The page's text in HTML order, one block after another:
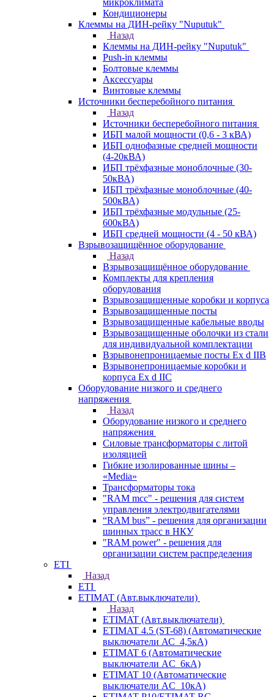
микроклимата
Кондиционеры
Клеммы на ДИН-рейку "Nuputuk"
Назад
Клеммы на ДИН-рейку "Nuputuk"
Push-in клеммы
Болтовые клеммы
Аксессуары
Винтовые клеммы
Источники бесперебойного питания
Назад
Источники бесперебойного питания
ИБП малой мощности (0,6 - 3 кВА)
ИБП однофазные средней мощности
(4-20кВА)
ИБП трёхфазные моноблочные (30-
50кВА)
ИБП трёхфазные моноблочные (40-
500кВА)
ИБП трёхфазные модульные (25-
600кВА)
ИБП средней мощности (4 - 50 кВА)
Взрывозащищённое оборудование
Назад
Взрывозащищённое оборудование
Комплекты для крепления
оборудования
Взрывозащищенные коробки и корпуса
Взрывозащищенные посты
Взрывозащищенные кабельные вводы
Взрывозащищенные оболочки из стали
для индивидуальной комплектации
Взрывонепроницаемые посты Ex d IIB
Взрывонепроницаемые коробки и
корпуса Ex d IIС
Оборудование низкого и среднего
напряжения
Назад
Оборудование низкого и среднего
напряжения
Силовые трансформаторы с литой
изоляцией
Гибкие изолированные шины –
«Media»
Трансформаторы тока
"RAM mcc" - решения для систем
управления электродвигателями
“RAM bus” - решения для организации
шинных трасс в НКУ
"RAM power" - решения для
организации систем распределения
ETI
Назад
ETI
ETIMAT (Авт.выключатели)
Назад
ETIMAT (Авт.выключатели)
ETIMAT 4.5 (ST-68) (Автоматические
выключатели АС_4,5кА)
ETIMAT 6 (Автоматические
выключатели AC_6кА)
ETIMAT 10 (Автоматические
выключатели AC_10кА)